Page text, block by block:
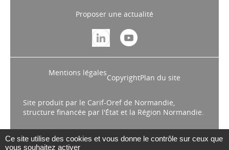
à projets portant sur le parrainage
dans et vers vers l’emploi pour l’année
2026. Date limite de dépôt : 15 mai
2026.
Proposer une actualité
Mentions légales
CopyrightPlan du site
Site produit par le Carif-Oref de Normandie,
structure financée par l'État et la Région Normandie.
Ce site utilise des cookies et vous donne le contrôle sur ceux que
vous souhaitez activer